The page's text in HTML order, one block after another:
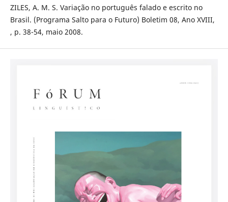
ZILES, A. M. S. Variação no português falado e escrito no
Brasil. (Programa Salto para o Futuro) Boletim 08, Ano XVIII,
, p. 38-54, maio 2008.